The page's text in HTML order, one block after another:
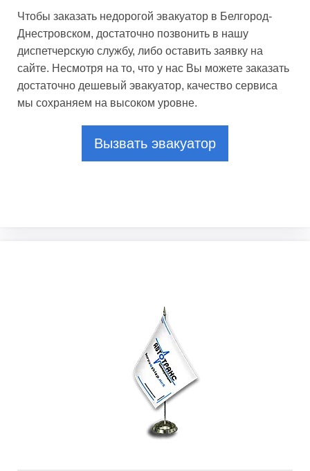
Чтобы заказать недорогой эвакуатор в Белгород-
Днестровском, достаточно позвонить в нашу
диспетчерскую службу, либо оставить заявку на
сайте. Несмотря на то, что у нас Вы можете заказать
достаточно дешевый эвакуатор, качество сервиса
мы сохраняем на высоком уровне.
Вызвать эвакуатор